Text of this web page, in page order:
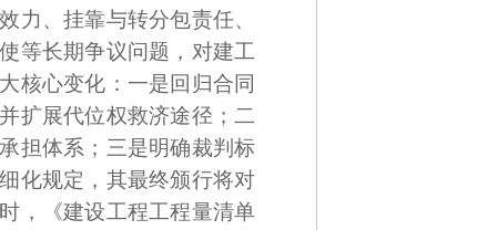
力、挂靠与转分包责任、
等长期争议问题，对建工
核心变化：一是回归合同
扩展代位权救济途径；二
担体系；三是明确裁判标
化规定，其最终颁行将对
，《建设工程工程量清单